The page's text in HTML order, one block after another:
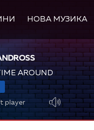
НОВА МУЗИКА
AROUND
player